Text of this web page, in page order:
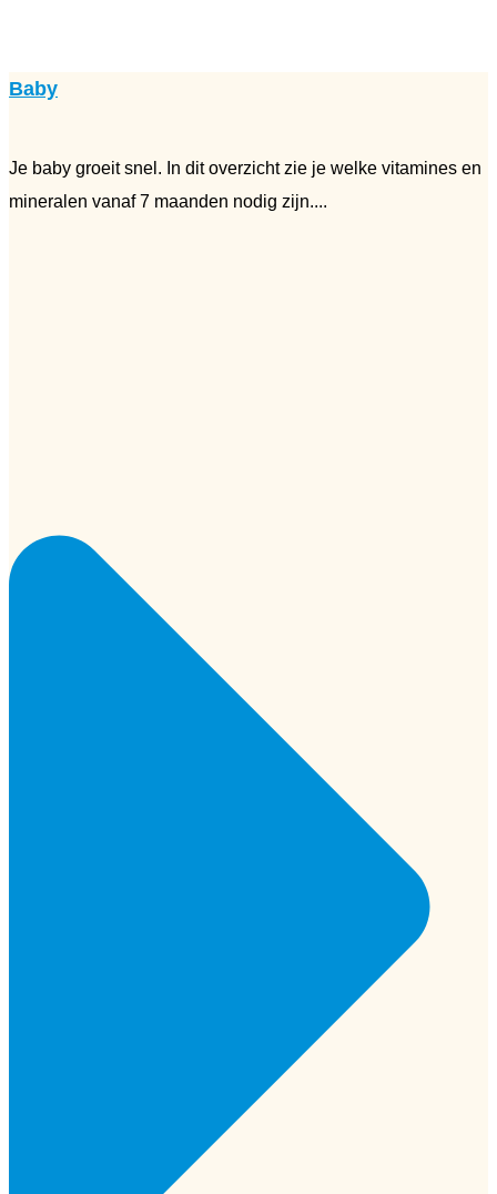
Baby
Je baby groeit snel. In dit overzicht zie je welke vitamines en
mineralen vanaf 7 maanden nodig zijn....